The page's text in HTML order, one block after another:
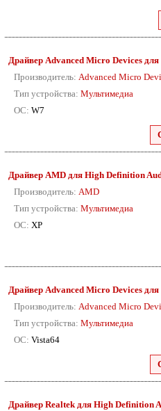
Драйвер Advanced Micro Devices
Производитель: Advanced Micro
Тип устройства: Мультимедиа
ОС: W7
Драйвер AMD для High Definition
Производитель: AMD
Тип устройства: Мультимедиа
ОС: XP
Драйвер Advanced Micro Devices
Производитель: Advanced Micro
Тип устройства: Мультимедиа
ОС: Vista64
Драйвер Realtek для High Definition